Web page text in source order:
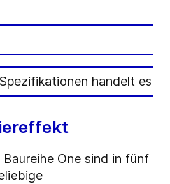
handelt es
One sind in fünf